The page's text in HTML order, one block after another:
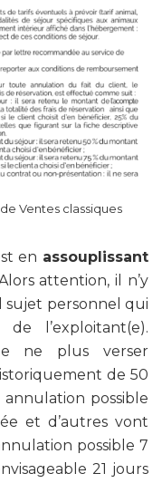
Ventes classiques
en assouplissant
attention, il n’y
sujet personnel qui
l’exploitant(e).
ne plus verser
de 50
possible
et d’autres vont
possible 7
21 jours